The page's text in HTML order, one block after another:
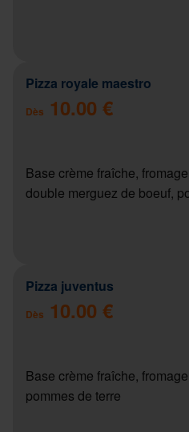
Pizza royale maestro
Dès 10.00 €
Base crème fraîche,
double merguez de boeuf,
Pizza juventus
Dès 10.00 €
Base crème fraîche,
pommes de terre